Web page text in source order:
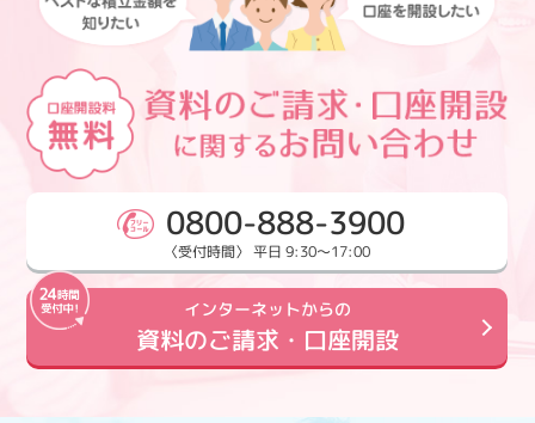
0800-888-3900
〈受付時間〉 平日 9:30～17:00
インターネットからの
資料のご請求・口座開設